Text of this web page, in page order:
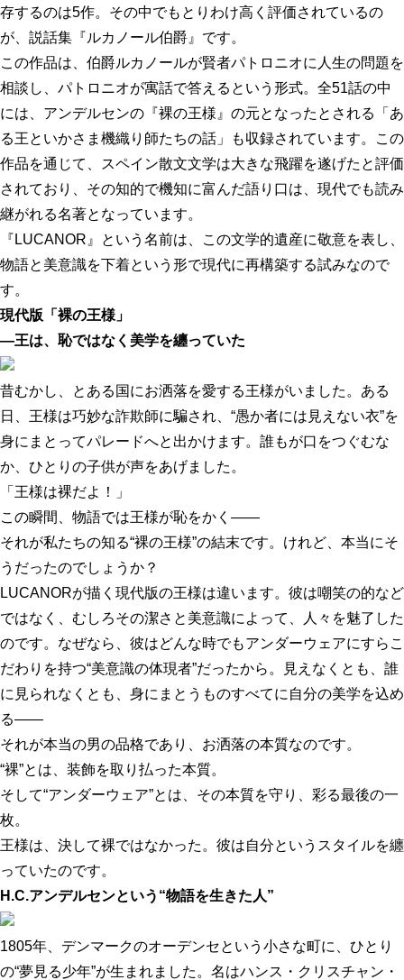
存するのは5作。その中でもとりわけ高く評価されているの
が、説話集『ルカノール伯爵』です。
この作品は、伯爵ルカノールが賢者パトロニオに人生の問題を
相談し、パトロニオが寓話で答えるという形式。全51話の中
には、アンデルセンの『裸の王様』の元となったとされる「あ
る王といかさま機織り師たちの話」も収録されています。この
作品を通じて、スペイン散文文学は大きな飛躍を遂げたと評価
されており、その知的で機知に富んだ語り口は、現代でも読み
継がれる名著となっています。
『LUCANOR』という名前は、この文学的遺産に敬意を表し、
物語と美意識を下着という形で現代に再構築する試みなので
す。
現代版「裸の王様」
—王は、恥ではなく美学を纏っていた
昔むかし、とある国にお洒落を愛する王様がいました。ある
日、王様は巧妙な詐欺師に騙され、“愚か者には見えない衣”を
身にまとってパレードへと出かけます。誰もが口をつぐむな
か、ひとりの子供が声をあげました。
「王様は裸だよ！」
この瞬間、物語では王様が恥をかく——
それが私たちの知る“裸の王様”の結末です。けれど、本当にそ
うだったのでしょうか？
LUCANORが描く現代版の王様は違います。彼は嘲笑の的など
ではなく、むしろその潔さと美意識によって、人々を魅了した
のです。なぜなら、彼はどんな時でもアンダーウェアにすらこ
だわりを持つ“美意識の体現者”だったから。見えなくとも、誰
に見られなくとも、身にまとうものすべてに自分の美学を込め
る——
それが本当の男の品格であり、お洒落の本質なのです。
“裸”とは、装飾を取り払った本質。
そして“アンダーウェア”とは、その本質を守り、彩る最後の一
枚。
王様は、決して裸ではなかった。彼は自分というスタイルを纏
っていたのです。
H.C.アンデルセンという“物語を生きた人”
1805年、デンマークのオーデンセという小さな町に、ひとり
の“夢見る少年”が生まれました。名はハンス・クリスチャン・